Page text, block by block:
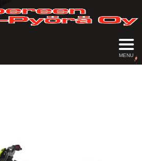
MENU